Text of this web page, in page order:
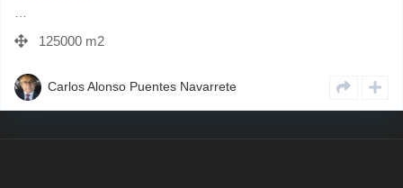
…
125000 m2
Carlos Alonso Puentes Navarrete